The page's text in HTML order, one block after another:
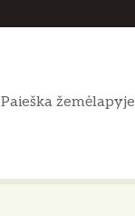
Paieška žemėlapyje